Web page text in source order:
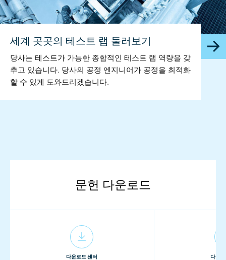
세계 곳곳의 테스트 랩 둘러보기
당사는 테스트가 가능한 종합적인 테스트 랩 역량을 갖
추고 있습니다. 당사의 공정 엔지니어가 공정을 최적화
할 수 있게 도와드리겠습니다.
문헌 다운로드
다운로드 센터 다운